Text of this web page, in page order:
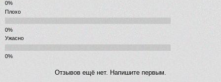
Плохо
Ужасно
Отзывов ещё нет. Напишите первым.